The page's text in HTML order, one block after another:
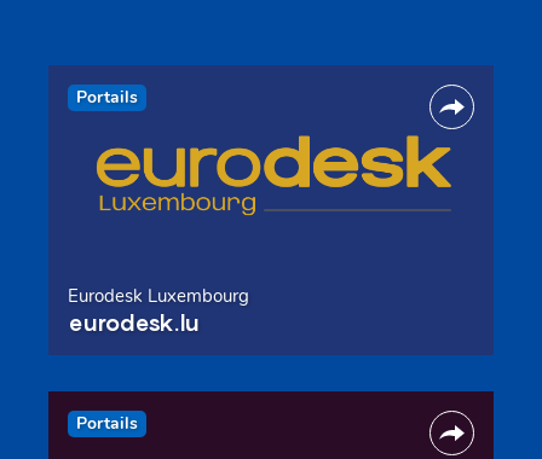
Portails
Eurodesk Luxembourg
eurodesk.lu
Portails